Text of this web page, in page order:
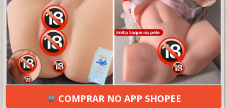
𝙎𝙚́𝙩𝙞𝙢𝙖 𝘼𝙧𝙩𝙚 ★彡
3.4/5 (15 avaliações)
COMPRAR NO APP SHOPEE